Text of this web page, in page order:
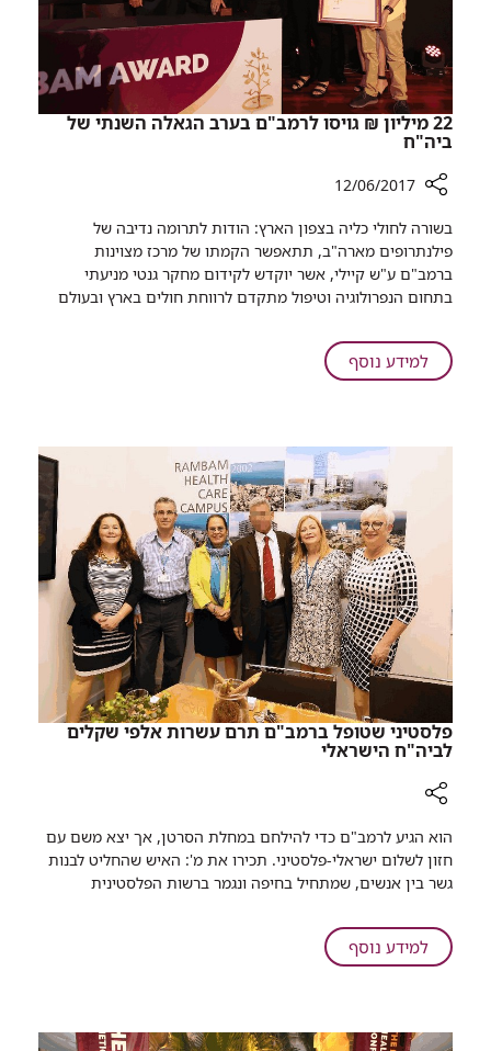
​22 מיליון ₪ גויסו לרמב"ם בערב הגאלה השנתי של
ביה"ח
שיתוף
​
22
מיליון
גויסו
לרמב"ם
12/06/2017
בשורה לחולי כליה בצפ​ון הארץ: הודות לתרומה נדיבה של
פילנתרופים מארה"ב, תתאפשר הקמתו של מרכז מצוינות
ברמב"ם ע"ש קיילי, אשר יוקדש לקידום מחקר גנטי מניעתי
בתחום הנפרולוגיה וטיפול מתקדם לרווחת חולים בארץ ובעולם
למידע נוסףעל
₪
גויסו
לרמב"ם
בערב
הגאלה
השנתי
של
ביה"ח
פלסטיני שטופל ברמב"ם תרם עשרות אלפי שקלים
לביה"ח הישראלי
שיתוף
פלסטיני
שטופל
תרם
עשרות
לביה"ח
הוא הגיע לרמב"ם כדי להילחם במחלת הסרטן, אך יצא משם עם
חזון לשלום ישראלי-פלסטיני. תכירו את מ': האיש שהחליט לבנות
גשר בין אנשים, שמתחיל בחיפה ונגמר ברשות הפלסטינית
למידע נוסףעל
פלסטיני
תרם